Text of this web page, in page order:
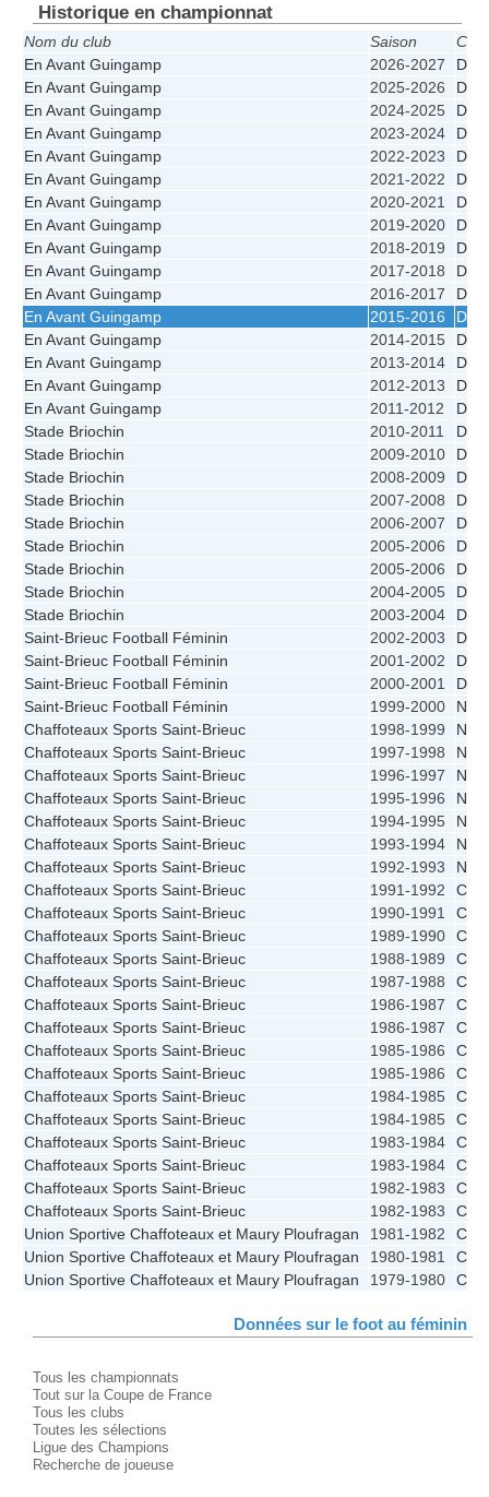
Historique en championnat
Nom du club Saison
En Avant Guingamp
2026-2027
D3
En Avant Guingamp
2025-2026
D2
En Avant Guingamp
2024-2025
D1
En Avant Guingamp
2023-2024
D1
En Avant Guingamp
2022-2023
D1
En Avant Guingamp
2021-2022
D1
En Avant Guingamp
2020-2021
D1
En Avant Guingamp
2019-2020
D1
En Avant Guingamp
2018-2019
D1
En Avant Guingamp
2017-2018
D1
En Avant Guingamp
2016-2017
D1
En Avant Guingamp
2015-2016
D1
En Avant Guingamp
2014-2015
D1
En Avant Guingamp
2013-2014
D1
En Avant Guingamp
2012-2013
D1
En Avant Guingamp
2011-2012
D1
Stade Briochin
2010-2011
D1
Stade Briochin
2009-2010
D1
Stade Briochin
2008-2009
D1
Stade Briochin
2007-2008
D1
Stade Briochin
2006-2007
D1
Stade Briochin
2005-2006
D2
Stade Briochin
2005-2006
D2
Stade Briochin
2004-2005
D1
Stade Briochin
2003-2004
D1
Saint-Brieuc Football Féminin
2002-2003
D1
Saint-Brieuc Football Féminin
2001-2002
D1
Saint-Brieuc Football Féminin
2000-2001
D1
Saint-Brieuc Football Féminin
1999-2000
N1A
Chaffoteaux Sports Saint-Brieuc
1998-1999
N1A
Chaffoteaux Sports Saint-Brieuc
1997-1998
N1A
Chaffoteaux Sports Saint-Brieuc
1996-1997
N1A
Chaffoteaux Sports Saint-Brieuc
1995-1996
N1A
Chaffoteaux Sports Saint-Brieuc
1994-1995
N1A
Chaffoteaux Sports Saint-Brieuc
1993-1994
N1A
Chaffoteaux Sports Saint-Brieuc
1992-1993
N1A
Chaffoteaux Sports Saint-Brieuc
1991-1992
CFF
Chaffoteaux Sports Saint-Brieuc
1990-1991
CFF
Chaffoteaux Sports Saint-Brieuc
1989-1990
CFF
Chaffoteaux Sports Saint-Brieuc
1988-1989
CFF
Chaffoteaux Sports Saint-Brieuc
1987-1988
CFF
Chaffoteaux Sports Saint-Brieuc
1986-1987
CFF
Chaffoteaux Sports Saint-Brieuc
1986-1987
CFF
Chaffoteaux Sports Saint-Brieuc
1985-1986
CFF
Chaffoteaux Sports Saint-Brieuc
1985-1986
CFF
Chaffoteaux Sports Saint-Brieuc
1984-1985
CFF
Chaffoteaux Sports Saint-Brieuc
1984-1985
CFF
Chaffoteaux Sports Saint-Brieuc
1983-1984
CFF
Chaffoteaux Sports Saint-Brieuc
1983-1984
CFF
Chaffoteaux Sports Saint-Brieuc
1982-1983
CFF
Chaffoteaux Sports Saint-Brieuc
1982-1983
CFF
Union Sportive Chaffoteaux et Maury Ploufragan
1981-1982
CFF
Union Sportive Chaffoteaux et Maury Ploufragan
1980-1981
CFF
Union Sportive Chaffoteaux et Maury Ploufragan
1979-1980 CFF
Données sur le foot au féminin
Tous les championnats
Tout sur la Coupe de France
Tous les clubs
Toutes les sélections
Ligue des Champions
Recherche de joueuse